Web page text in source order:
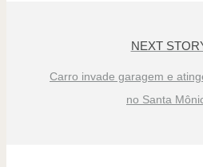
NEXT
Carro invade garagem e
no Santa